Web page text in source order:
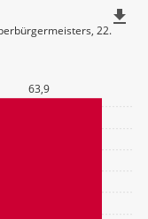
63,9
22.
file_download